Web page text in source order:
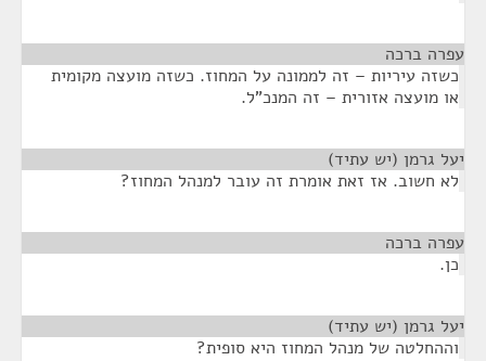
עפרה ברכה
כשזה עיריות – זה לממונה על המחוז. כשזה מועצה מקומית
או מועצה אזורית – זה המנכ"ל.
יעל גרמן (יש עתיד)
לא חשוב. אז זאת אומרת זה עובר למנהל המחוז?
עפרה ברכה
כן.
יעל גרמן (יש עתיד)
וההחלטה של מנהל המחוז היא סופית?